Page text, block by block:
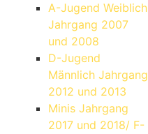
A-Jugend Weiblich
Jahrgang 2007
und 2008
D-Jugend
Männlich Jahrgang
2012 und 2013
Minis Jahrgang
2017 und 2018/ F-